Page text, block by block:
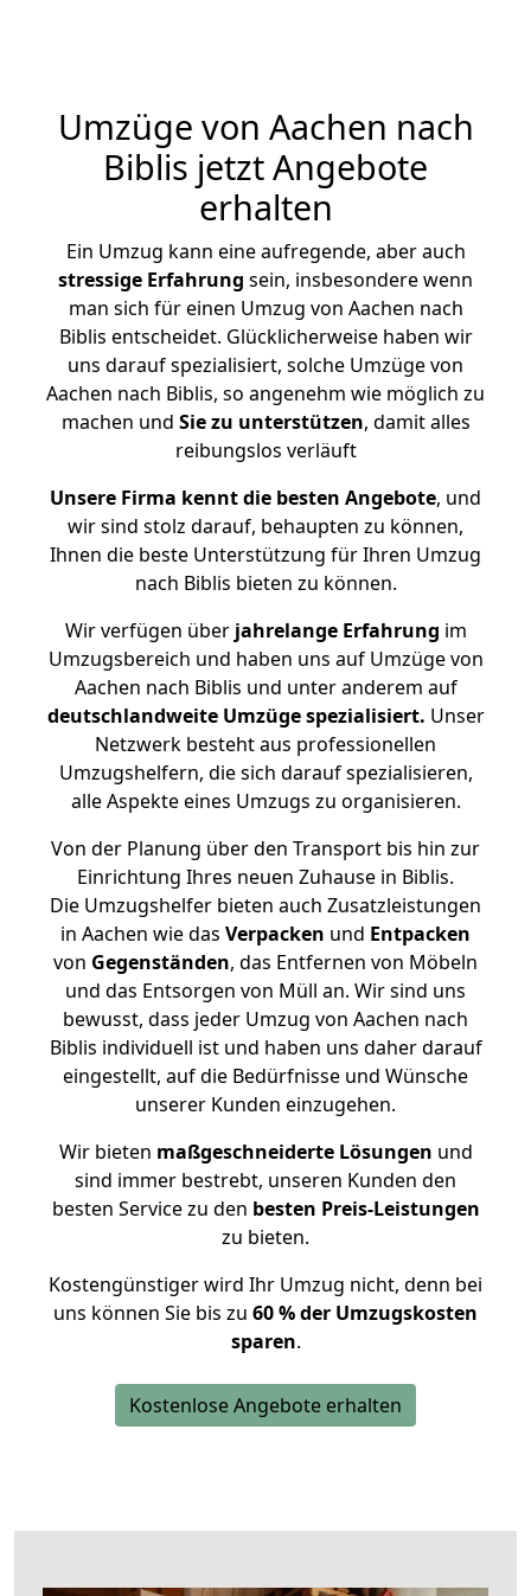
Umzüge von Aachen nach
Biblis jetzt Angebote
erhalten
Ein Umzug kann eine aufregende, aber auch
stressige Erfahrung sein, insbesondere wenn
man sich für einen Umzug von Aachen nach
Biblis entscheidet. Glücklicherweise haben wir
uns darauf spezialisiert, solche Umzüge von
Aachen nach Biblis, so angenehm wie möglich zu
machen und Sie zu unterstützen, damit alles
reibungslos verläuft
Unsere Firma kennt die besten Angebote, und
wir sind stolz darauf, behaupten zu können,
Ihnen die beste Unterstützung für Ihren Umzug
nach Biblis bieten zu können.
Wir verfügen überjahrelange Erfahrung im
Umzugsbereich und haben uns auf Umzüge von
Aachen nach Biblis und unter anderem auf
deutschlandweite Umzüge spezialisiert. Unser
Netzwerk besteht aus professionellen
Umzugshelfern, die sich darauf spezialisieren,
alle Aspekte eines Umzugs zu organisieren.
Von der Planung über den Transport bis hin zur
Einrichtung Ihres neuen Zuhause in Biblis.
Die Umzugshelfer bieten auch Zusatzleistungen
in Aachen wie das Verpacken und Entpacken
von Gegenständen, das Entfernen von Möbeln
und das Entsorgen von Müll an. Wir sind uns
bewusst, dass jeder Umzug von Aachen nach
Biblis individuell ist und haben uns daher darauf
eingestellt, auf die Bedürfnisse und Wünsche
unserer Kunden einzugehen.
Wir bieten maßgeschneiderte Lösungen und
sind immer bestrebt, unseren Kunden den
besten Service zu den besten Preis-Leistungen
zu bieten.
Kostengünstiger wird Ihr Umzug nicht, denn bei
uns können Sie bis zu 60 % der Umzugskosten
sparen.
Kostenlose Angebote erhalten